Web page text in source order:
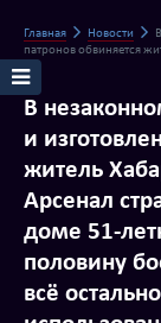
Главная Новости
патронов обвиняется
В
и
житель
Арсенал
доме 51-
половину
всё